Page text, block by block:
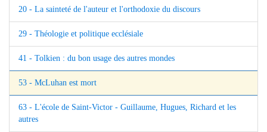
20 - La sainteté de l'auteur et l'orthodoxie du discours
29 - Théologie et politique ecclésiale
41 - Tolkien : du bon usage des autres mondes
53 - McLuhan est mort
63 - L'école de Saint-Victor - Guillaume, Hugues, Richard et les
autres